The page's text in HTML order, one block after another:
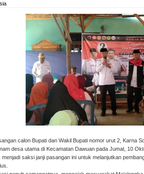
calon Bupati dan Wakil Bupati nomor urut 2, Karna
desa utama di Kecamatan Dawuan pada Jumat, 10
menjadi saksi janji pasangan ini untuk melanjutkan